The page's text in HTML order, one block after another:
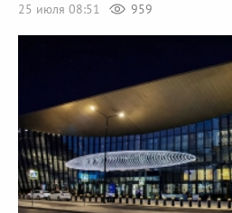
25 июля 08:51
959